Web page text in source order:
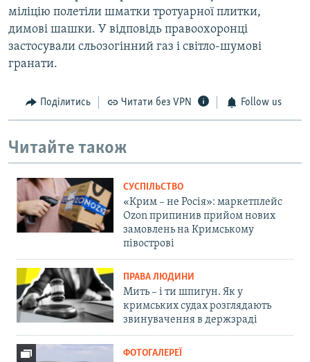
міліцію полетіли шматки тротуарної плитки,
димові шашки. У відповідь правоохоронці
застосували сльозогінний газ і світло-шумові
гранати.
Поділитись Читати без VPN Follow us
Читайте також
СУСПІЛЬСТВО
«Крим – не Росія»: маркетплейс
Ozon припинив прийом нових
замовлень на Кримському
півострові
ПРАВА ЛЮДИНИ
Мить – і ти шпигун. Як у
кримських судах розглядають
звинувачення в держзраді
ФОТОГАЛЕРЕЇ